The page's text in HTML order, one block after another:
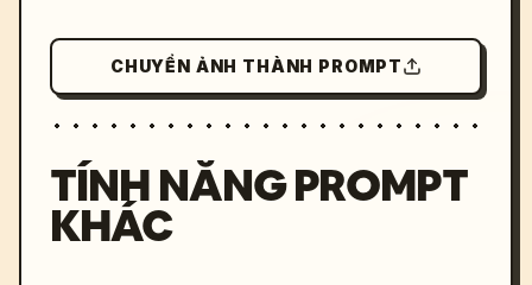
CHUYỂN ẢNH THÀNH PROMPT
TÍNH NĂNG PROMPT
KHÁC